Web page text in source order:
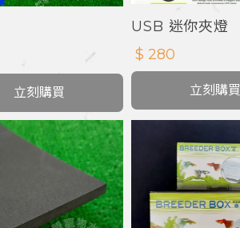
立刻購買
USB 迷你夾燈
$ 280
立刻購買